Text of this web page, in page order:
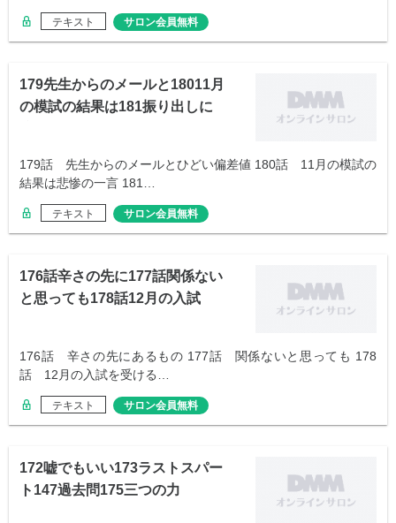
テキスト サロン会員無料
179先生からのメールと18011月
の模試の結果は181振り出しに
179話 先生からのメールとひどい偏差値 180話 11月の模試の
結果は悲惨の一言 181…
テキスト サロン会員無料
176話辛さの先に177話関係ない
と思っても178話12月の入試
176話 辛さの先にあるもの 177話 関係ないと思っても 178
話 12月の入試を受ける…
テキスト サロン会員無料
172嘘でもいい173ラストスパー
ト147過去問175三つの力